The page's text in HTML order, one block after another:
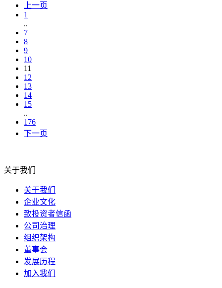
上一页
1
..
7
8
9
10
11
12
13
14
15
..
176
下一页
关于我们
关于我们
企业文化
致投资者信函
公司治理
组织架构
董事会
发展历程
加入我们